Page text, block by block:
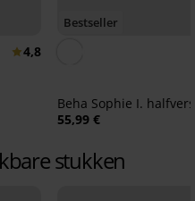
4,8
Bestseller
Beha Sophie I.
55,99 €
stukken